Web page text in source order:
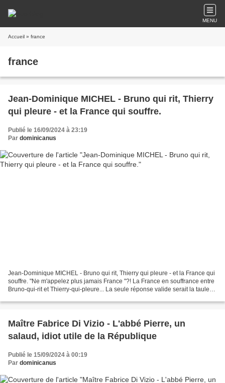
MENU
Accueil » france
france
Jean-Dominique MICHEL - Bruno qui rit, Thierry
qui pleure - et la France qui souffre.
Publié le 16/09/2024 à 23:19
Par dominicanus
Jean-Dominique MICHEL - Bruno qui rit, Thierry qui pleure - et la France qui
souffre. "Ne m'appelez plus jamais France "?! La France en souffrance entre
Bruno-qui-rit et Thierry-qui-pleure... La seule réponse valide serait la taule
Maître Fabrice Di Vizio - L'abbé Pierre, un
salaud, idiot utile de la République
Publié le 15/09/2024 à 00:19
Par dominicanus